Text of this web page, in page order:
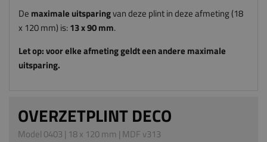
De maximale uitsparingvan deze plint in deze afmeting (18
x 120 mm) is:13x 90mm.
Let op: voor elke afmeting geldt een andere maximale
uitsparing.
OVERZETPLINT DECO
Model 0403 | 18 x 120 mm | MDF v313